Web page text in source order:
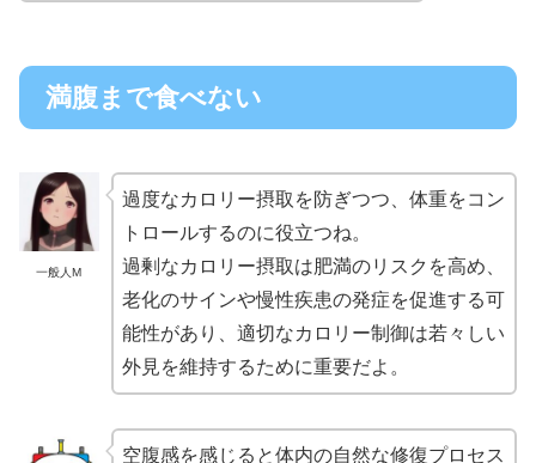
満腹まで食べない
一般人M
過度なカロリー摂取を防ぎつつ、体重をコン
トロールするのに役立つね。
過剰なカロリー摂取は肥満のリスクを高め、
老化のサインや慢性疾患の発症を促進する可
能性があり、適切なカロリー制御は若々しい
外見を維持するために重要だよ。
空腹感を感じると体内の自然な修復プロセス